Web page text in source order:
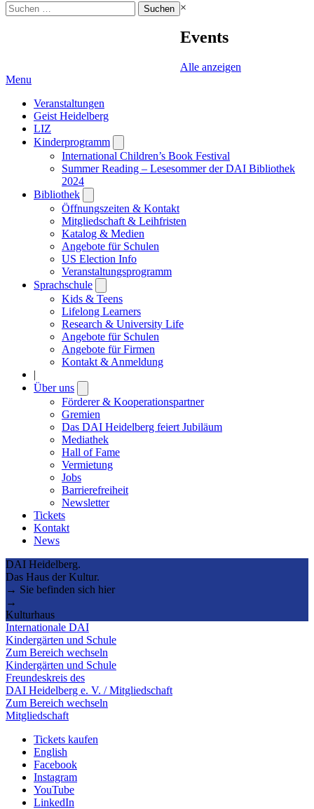
Suchen
nach:
×
Events
Alle anzeigen
Menu
Veranstaltungen
Geist Heidelberg
LIZ
Kinderprogramm
submenu
International Children’s Book Festival
Summer Reading – Lesesommer der DAI Bibliothek
2024
Bibliothek
submenu
Öffnungszeiten & Kontakt
Mitgliedschaft & Leihfristen
Katalog & Medien
Angebote für Schulen
US Election Info
Veranstaltungsprogramm
Sprachschule
submenu
Kids & Teens
Lifelong Learners
Research & University Life
Angebote für Schulen
Angebote für Firmen
Kontakt & Anmeldung
|
Über uns
submenu
Förderer & Kooperationspartner
Gremien
Das DAI Heidelberg feiert Jubiläum
Mediathek
Hall of Fame
Vermietung
Jobs
Barrierefreiheit
Newsletter
Tickets
Kontakt
News
DAI Heidelberg.
Das Haus der Kultur.
→ Sie befinden sich hier
→
Kulturhaus
Internationale DAI
Kindergärten und Schule
Zum Bereich wechseln
Kindergärten und Schule
Freundeskreis des
DAI Heidelberg e. V. / Mitgliedschaft
Zum Bereich wechseln
Mitgliedschaft
Tickets kaufen
English
Facebook
Instagram
YouTube
LinkedIn